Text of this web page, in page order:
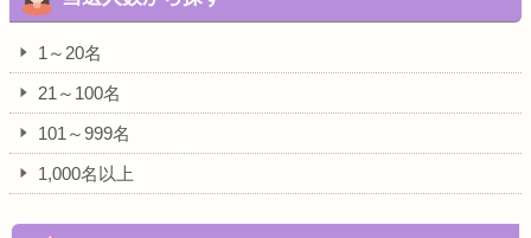
1～20名
21～100名
101～999名
1,000名以上